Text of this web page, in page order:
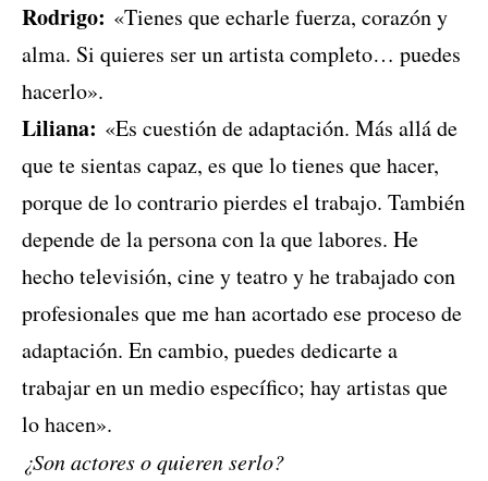
Rodrigo: «Tienes que echarle fuerza, corazón y
alma. Si quieres ser un artista completo… puedes
hacerlo».
Liliana: «Es cuestión de adaptación. Más allá de
que te sientas capaz, es que lo tienes que hacer,
porque de lo contrario pierdes el trabajo. También
depende de la persona con la que labores. He
hecho televisión, cine y teatro y he trabajado con
profesionales que me han acortado ese proceso de
adaptación. En cambio, puedes dedicarte a
trabajar en un medio específico; hay artistas que
lo hacen».
¿Son actores o quieren serlo?